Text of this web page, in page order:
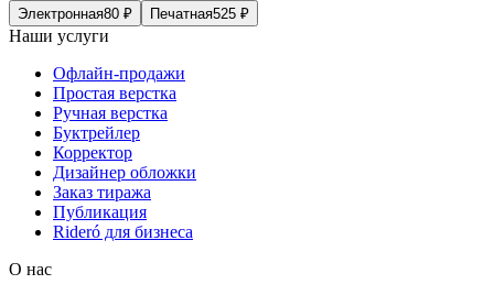
Электронная80 ₽ Печатная525 ₽
Наши услуги
Офлайн-продажи
Простая верстка
Ручная верстка
Буктрейлер
Корректор
Дизайнер обложки
Заказ тиража
Публикация
Rideró для бизнеса
О нас